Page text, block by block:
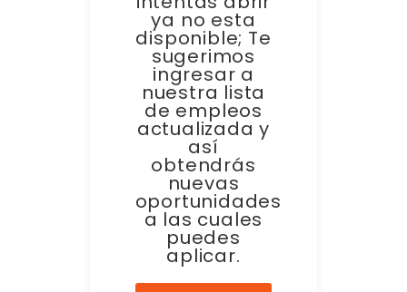
ya no esta
disponible; Te
sugerimos
ingresar a
nuestra lista
de empleos
actualizada y
así
obtendrás
nuevas
oportunidades
a las cuales
puedes
aplicar.